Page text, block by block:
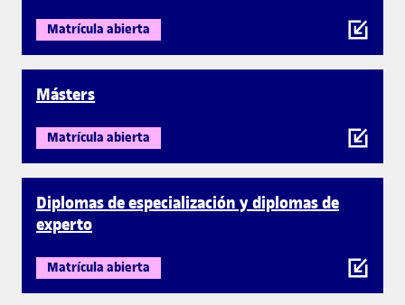
Matrícula abierta
Másters
Matrícula abierta
Diplomas de especialización y diplomas de
experto
Matrícula abierta